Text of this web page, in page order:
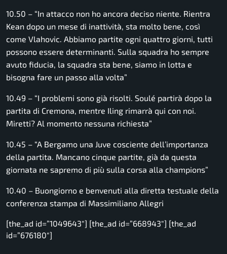
10.50 – “In attacco non ho ancora deciso niente. Rientra
Kean dopo un mese di inattività, sta molto bene, così
come Vlahovic. Abbiamo partite ogni quattro giorni, tutti
possono essere determinanti. Sulla squadra ho sempre
avuto fiducia, la squadra sta bene, siamo in lotta e
bisogna fare un passo alla volta”
10.49 – “I problemi sono già risolti. Soulé partirà dopo la
partita di Cremona, mentre Iling rimarrà qui con noi.
Miretti? Al momento nessuna richiesta”
10.45 – “A Bergamo una Juve cosciente dell’importanza
della partita. Mancano cinque partite, già da questa
giornata ne sapremo di più sulla corsa alla champions”
10.40 – Buongiorno e benvenuti alla diretta testuale della
conferenza stampa di Massimiliano Allegri
[the_ad id=”1049643″] [the_ad id=”668943″] [the_ad
id=”676180″]